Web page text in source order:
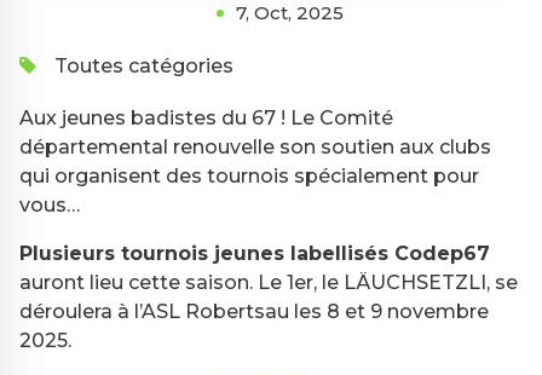
7, Oct, 2025
Toutes catégories
Aux jeunes badistes du 67 ! Le Comité
départemental renouvelle son soutien aux clubs
qui organisent des tournois spécialement pour
vous…
Plusieurs tournois jeunes labellisés Codep67
auront lieu cette saison. Le 1er, le LÄUCHSETZLI, se
déroulera à l’ASL Robertsau les 8 et 9 novembre
2025.